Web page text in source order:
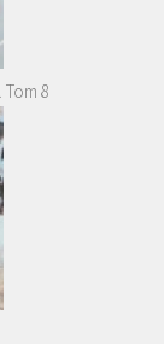
8